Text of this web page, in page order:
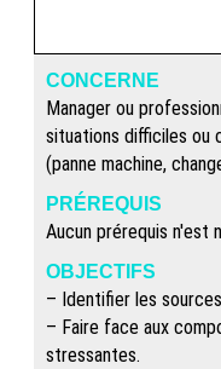
CONCERNE
Manager ou
situations difficiles ou
(panne machine,
PRÉREQUIS
Aucun prérequis n'est
OBJECTIFS
– Identifier les
– Faire face aux
stressantes.